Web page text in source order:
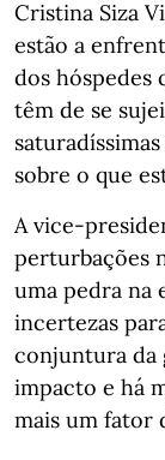
Cristina Siza
estão a
dos hóspedes
têm de se
sobre o que
A vice-
perturbações
uma pedra na
incertezas
conjuntura da
impacto e há
mais um fator